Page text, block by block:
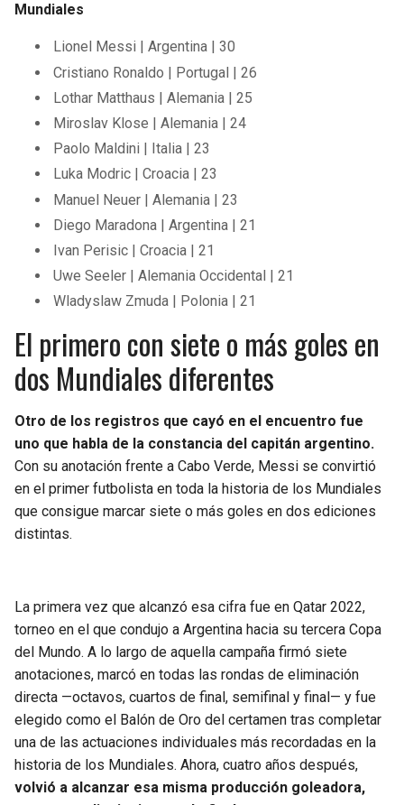
Mundiales
Lionel Messi | Argentina | 30
Cristiano Ronaldo | Portugal | 26
Lothar Matthaus | Alemania | 25
Miroslav Klose | Alemania | 24
Paolo Maldini | Italia | 23
Luka Modric | Croacia | 23
Manuel Neuer | Alemania | 23
Diego Maradona | Argentina | 21
Ivan Perisic | Croacia | 21
Uwe Seeler | Alemania Occidental | 21
Wladyslaw Zmuda | Polonia | 21
El primero con siete o más goles en
dos Mundiales diferentes
Otro de los registros que cayó en el encuentro fue
uno que habla de la constancia del capitán argentino.
Con su anotación frente a Cabo Verde, Messi se convirtió
en el primer futbolista en toda la historia de los Mundiales
que consigue marcar siete o más goles en dos ediciones
distintas.
La primera vez que alcanzó esa cifra fue en Qatar 2022,
torneo en el que condujo a Argentina hacia su tercera Copa
del Mundo. A lo largo de aquella campaña firmó siete
anotaciones, marcó en todas las rondas de eliminación
directa —octavos, cuartos de final, semifinal y final— y fue
elegido como el Balón de Oro del certamen tras completar
una de las actuaciones individuales más recordadas en la
historia de los Mundiales. Ahora, cuatro años después,
volvió a alcanzar esa misma producción goleadora,